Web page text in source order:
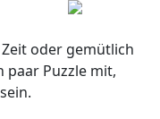
oder gemütlich
paar Puzzle mit,